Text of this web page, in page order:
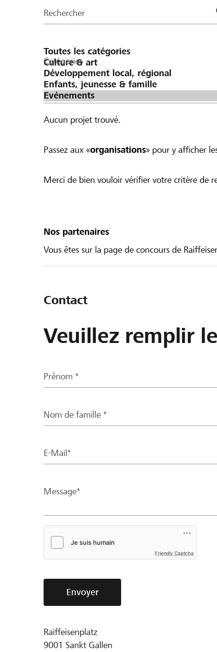
la
Rechercher
Catégories
Aucun projet trouvé.
Passez aux «organisations» pour y afficher
Merci de bien vouloir vérifier votre critère de
Nos partenaires
Vous êtes sur la page de concours de
Contact
Veuillez remplir
Prénom *
Nom de famille *
E-Mail*
Message*
Friendly Captcha
Envoyer
Raiffeisenplatz
9001 Sankt Gallen